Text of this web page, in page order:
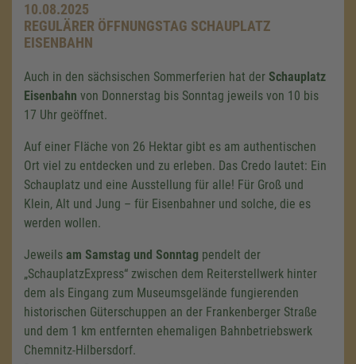
10.08.2025
REGULÄRER ÖFFNUNGSTAG SCHAUPLATZ
EISENBAHN
Auch in den sächsischen Sommerferien hat der Schauplatz
Eisenbahn von Donnerstag bis Sonntag jeweils von 10 bis
17 Uhr geöffnet.
Auf einer Fläche von 26 Hektar gibt es am authentischen
Ort viel zu entdecken und zu erleben. Das Credo lautet: Ein
Schauplatz und eine Ausstellung für alle! Für Groß und
Klein, Alt und Jung – für Eisenbahner und solche, die es
werden wollen.
Jeweils am Samstag und Sonntag pendelt der
„SchauplatzExpress“ zwischen dem Reiterstellwerk hinter
dem als Eingang zum Museumsgelände fungierenden
historischen Güterschuppen an der Frankenberger Straße
und dem 1 km entfernten ehemaligen Bahnbetriebswerk
Chemnitz-Hilbersdorf.